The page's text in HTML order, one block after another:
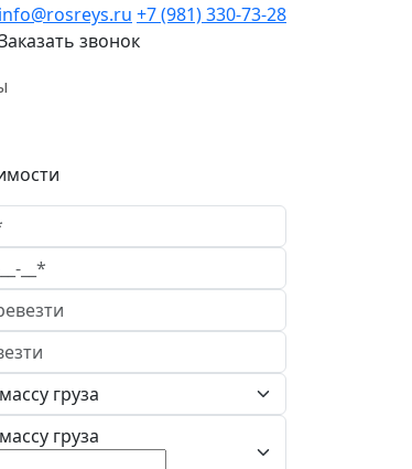
info@rosreys.ru +7 (981) 330-73-28
звонок
груза